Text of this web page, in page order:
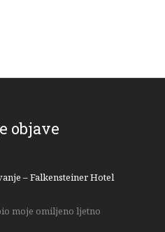
objave
– Falkensteiner Hotel
moje omiljeno ljetno